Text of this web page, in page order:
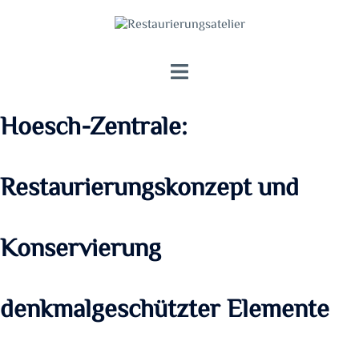
Menü
Hoesch-Zentrale:
Restaurierungskonzept und
Konservierung
denkmalgeschützter Elemente